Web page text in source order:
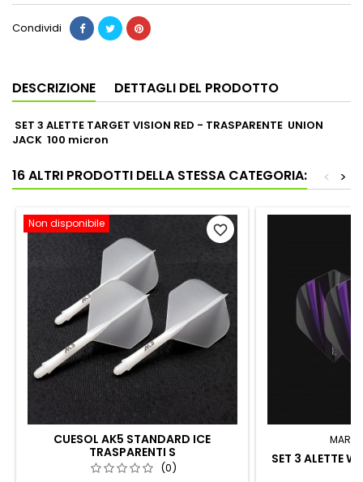
Condividi
DESCRIZIONE DETTAGLI DEL PRODOTTO
SET 3 ALETTE TARGET VISION RED - TRASPARENTE UNION
JACK 100 micron
16 ALTRI PRODOTTI DELLA STESSA CATEGORIA: >
<
Non disponibile
CUESOL AK5 STANDARD ICE
TRASPARENTI S
(0)
favorite_border
SET 3 ALETTE